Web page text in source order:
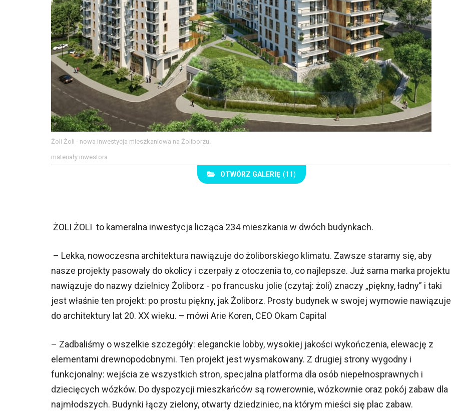
Żoli Żoli - nowa inwestycja mieszkaniowa na Żoliborzu.
materiały inwestora
OTWÓRZ GALERIĘ (11)
ŻOLI ŻOLI to kameralna inwestycja licząca 234 mieszkania w dwóch budynkach.
– Lekka, nowoczesna architektura nawiązuje do żoliborskiego klimatu. Zawsze staramy się, aby
nasze projekty pasowały do okolicy i czerpały z otoczenia to, co najlepsze. Już sama marka projektu
nawiązuje do nazwy dzielnicy Żoliborz - po francusku jolie (czytaj: żoli) znaczy „piękny, ładny” i taki
jest właśnie ten projekt: po prostu piękny, jak Żoliborz. Prosty budynek w swojej wymowie nawiązuje
do architektury lat 20. XX wieku. – mówi Arie Koren, CEO Okam Capital
– Zadbaliśmy o wszelkie szczegóły: eleganckie lobby, wysokiej jakości wykończenia, elewację z
elementami drewnopodobnymi. Ten projekt jest wysmakowany. Z drugiej strony wygodny i
funkcjonalny: wejścia ze wszystkich stron, specjalna platforma dla osób niepełnosprawnych i
dziecięcych wózków. Do dyspozycji mieszkańców są rowerownie, wózkownie oraz pokój zabaw dla
najmłodszych. Budynki łączy zielony, otwarty dziedziniec, na którym mieści się plac zabaw.